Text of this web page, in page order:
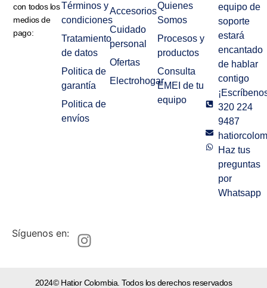
con todos los
medios de
pago:
Términos y
condiciones
Tratamiento
de datos
Politica de
garantía
Politica de
envíos
Accesorios
Cuidado
personal
Ofertas
Electrohogar
Quienes
Somos
Procesos y
productos
Consulta
EMEI de tu
equipo
equipo de
soporte
estará
encantado
de hablar
contigo
320 224
9487
Haz tus
preguntas
por
Whatsapp
Síguenos en:
2024© Hatior Colombia. Todos los derechos reservados